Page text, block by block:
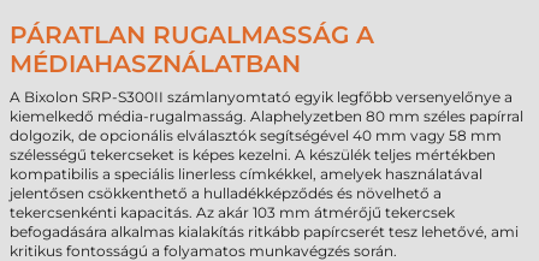
PÁRATLAN RUGALMASSÁG A
MÉDIAHASZNÁLATBAN
A Bixolon SRP-S300II számlanyomtató egyik legfőbb versenyelőnye a
kiemelkedő média-rugalmasság. Alaphelyzetben 80 mm széles papírral
dolgozik, de opcionális elválasztók segítségével 40 mm vagy 58 mm
szélességű tekercseket is képes kezelni. A készülék teljes mértékben
kompatibilis a speciális linerless címkékkel, amelyek használatával
jelentősen csökkenthető a hulladékképződés és növelhető a
tekercsenkénti kapacitás. Az akár 103 mm átmérőjű tekercsek
befogadására alkalmas kialakítás ritkább papírcserét tesz lehetővé, ami
kritikus fontosságú a folyamatos munkavégzés során.